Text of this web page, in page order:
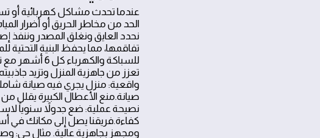
عندما تحدث مشاكل كهربائية أو
الحد من مخاطر الحريق أو أضرار
نحدد العايق ونغلق المصدر وننفذ
تفاقمها، مما يحفظ البنية
للسباكة
تعزز من جاهزية المنزل وتزيد جاذبيته
صيانة.منع الأعطال الكبيرة يقلل
نصيحة عملية: ضع جدولاً سنوياً
كفاءة.فريقنا يصل إلى مكانك